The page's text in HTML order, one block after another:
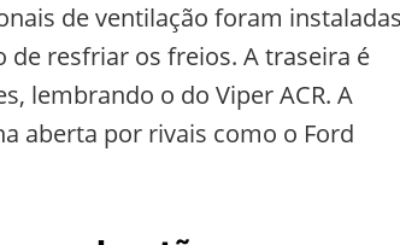
de ventilação foram
de resfriar os freios. A traseira é
lembrando o do Viper ACR. A
aberta por rivais como o Ford